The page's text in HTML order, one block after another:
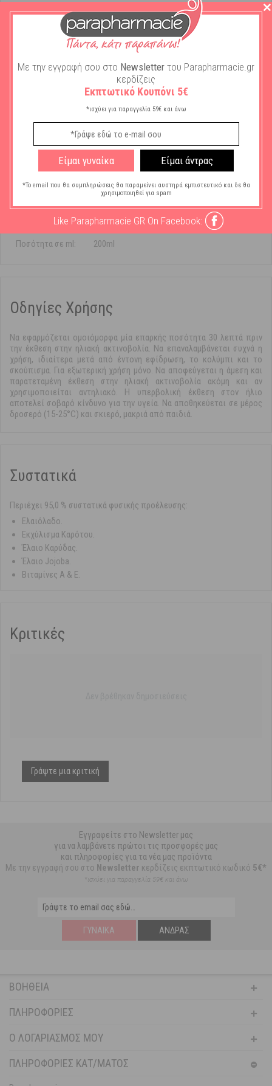
Χαρακτηριστικά
Luxurious Suncare
Έλαιο
Χαρακτηριστικό:
Χωρίς Αλκόολ
Χωρίς Συντηρητικά
Χωρίς Χρωστικές
Αντηλιακού:
Δείκτης
Προστασίας:
6 SPF
Ποσότητα σε ml: 200ml
Οδηγίες Χρήσης
Να εφαρμόζεται ομοιόμορφα μία επαρκής ποσότητα 30 λεπτά πριν
την έκθεση στην ηλιακή ακτινοβολία. Να επαναλαμβάνεται συχνά η
χρήση, ιδιαίτερα μετά από έντονη εφίδρωση, το κολύμπι και το
σκούπισμα. Για εξωτερική χρήση μόνο. Να αποφεύγεται η άμεση και
παρατεταμένη έκθεση στην ηλιακή ακτινοβολία ακόμη και αν
χρησιμοποιείται αντηλιακό. Η υπερβολική έκθεση στον ήλιο
αποτελεί σοβαρό κίνδυνο για την υγεία. Να αποθηκεύεται σε μέρος
δροσερό (15-25°C) και σκιερό, μακριά από παιδιά.
Συστατικά
Περιέχει 95,0 % συστατικά φυσικής προέλευσης:
Ελαιόλαδο.
Εκχύλισμα Καρότου.
Έλαιο Καρύδας.
Έλαιο Jojoba.
Βιταμίνες Α & Ε.
Κριτικές
Γράψτε μια κριτική
Εγγραφείτε στο Newsletter μας
για να λαμβάνετε πρώτοι τις προσφορές μας
και πληροφορίες για τα νέα μας προϊόντα
Με την εγγραφή σου στο Newsletter κερδίζεις εκπτωτικό κωδικό 5€*
*ισχύει για παραγγελία 59€ και άνω
ΓΥΝΑΊΚΑ ΆΝΔΡΑΣ
ΒΟΉΘΕΙΑ
ΠΛΗΡΟΦΟΡΊΕΣ
Ο ΛΟΓΑΡΙΑΣΜΌΣ ΜΟΥ
ΠΛΗΡΟΦΟΡΙΕΣ ΚΑΤ/ΜΑΤΟΣ
Με την εγγραφή σου στο Newsletter του Parapharmacie.gr
κερδίζεις
Εκπτωτικό Κουπόνι 5€
*ισχύει για παραγγελία 59€ και άνω
Είμαι γυναίκα Είμαι άντρας
*Το email που θα συμπληρώσεις θα παραμείνει αυστηρά εμπιστευτικό και δε θα
χρησιμοποιηθεί για spam
Like Parapharmacie GR On Facebook: